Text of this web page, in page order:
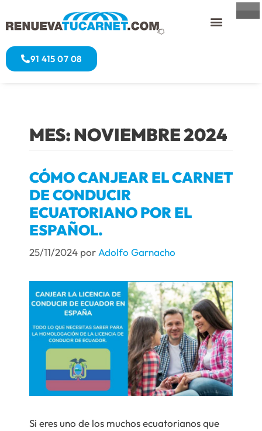
91 415 07 08
MES:NOVIEMBRE 2024
CÓMO CANJEAR EL CARNET
DE CONDUCIR
ECUATORIANO POR EL
ESPAÑOL.
25/11/2024 porAdolfo Garnacho
Si eres uno de los muchos ecuatorianos que